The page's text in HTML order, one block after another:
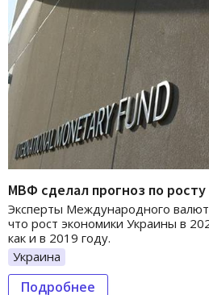
МВФ сделал прогноз по
Эксперты Международного
что рост экономики Украины в
как и в 2019 году.
Украина
Подробнее